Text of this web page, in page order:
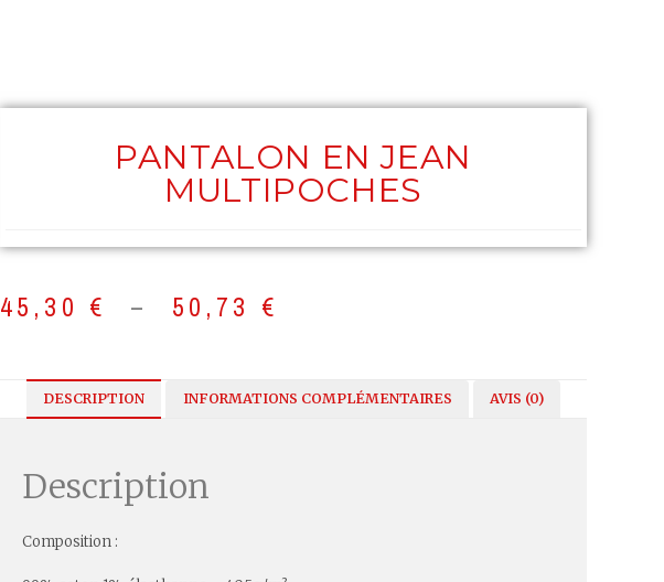
PANTALON EN JEAN
MULTIPOCHES
45,30 € – 50,73 €
DESCRIPTION INFORMATIONS COMPLÉMENTAIRES AVIS (0)
Description
Composition :